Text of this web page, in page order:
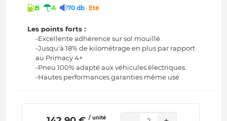
B A 70 db Eté
Les points forts :
-Excellente adhérence sur sol mouillé .
-Jusqu'à 18% de kilométrage en plus par rapport
au Primacy 4+
-Pneu 100% adapté aux véhicules électriques.
-Hautes performances garanties même usé
/ unité